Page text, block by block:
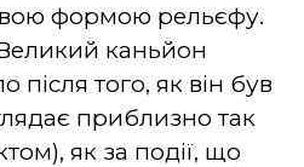
формою рельєфу.
каньйон
після того, як він був
приблизно так
як за події, що